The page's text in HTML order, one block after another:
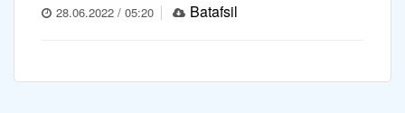
28.06.2022 / 05:20 Batafsil